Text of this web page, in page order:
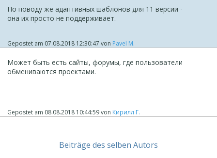
По поводу же адаптивных шаблонов для 11 версии -
она их просто не поддерживает.
Gepostet am 07.08.2018 12:30:47 von Pavel M.
Может быть есть сайты, форумы, где пользователи
обмениваются проектами.
Gepostet am 08.08.2018 10:44:59von Кирилл Г.
Beiträge des selben Autors